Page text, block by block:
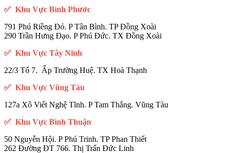
✅ Khu Vực Bình Phước
791 Phú Riềng Đỏ. P Tân Bình. TP Đồng Xoài
290 Trần Hưng Đạo. P Phú Đức. TX Đồng Xoài
✅ Khu Vực Tây Ninh
22/3 Tổ 7. Ấp Trường Huệ. TX Hoà Thạnh
✅ Khu Vực Vũng Tàu
127a Xô Viết Nghệ Tĩnh. P Tam Thắng. Vũng Tàu
✅ Khu Vực Bình Thuận
50 Nguyễn Hội. P Phú Trinh. TP Phan Thiết
262 Đường ĐT 766. Thị Trấn Đức Linh